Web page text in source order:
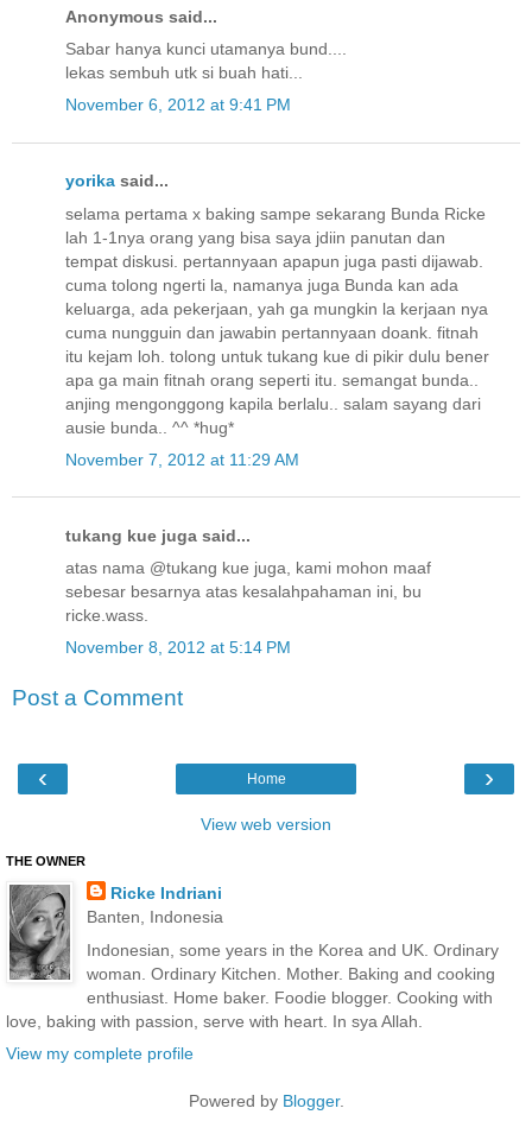
Anonymous said...
Sabar hanya kunci utamanya bund....
lekas sembuh utk si buah hati...
November 6, 2012 at 9:41 PM
yorika said...
selama pertama x baking sampe sekarang Bunda Ricke
lah 1-1nya orang yang bisa saya jdiin panutan dan
tempat diskusi. pertannyaan apapun juga pasti dijawab.
cuma tolong ngerti la, namanya juga Bunda kan ada
keluarga, ada pekerjaan, yah ga mungkin la kerjaan nya
cuma nungguin dan jawabin pertannyaan doank. fitnah
itu kejam loh. tolong untuk tukang kue di pikir dulu bener
apa ga main fitnah orang seperti itu. semangat bunda..
anjing mengonggong kapila berlalu.. salam sayang dari
ausie bunda.. ^^ *hug*
November 7, 2012 at 11:29 AM
tukang kue juga said...
atas nama @tukang kue juga, kami mohon maaf
sebesar besarnya atas kesalahpahaman ini, bu
ricke.wass.
November 8, 2012 at 5:14 PM
Post a Comment
‹ ›
Home
View web version
THE OWNER
Ricke Indriani
Banten, Indonesia
Indonesian, some years in the Korea and UK. Ordinary
woman. Ordinary Kitchen. Mother. Baking and cooking
enthusiast. Home baker. Foodie blogger. Cooking with
love, baking with passion, serve with heart. In sya Allah.
View my complete profile
Powered by Blogger.